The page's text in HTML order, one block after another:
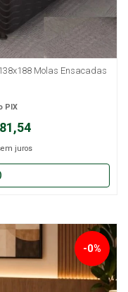
Molas Ensacadas
juros
PIX
-0%